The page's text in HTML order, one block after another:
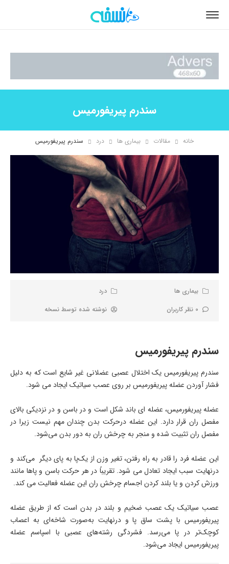
سندرم پیریفورمیس
خانه مقالات بیماری ها درد سندرم پیریفورمیس
بیماری ها
درد
0 نظر کاربران
نوشته شده توسط نسخه
سندرم پیریفورمیس
سندرم پیریفورمیس یک اختلال عصبی عضلانی غیر شایع است که به دلیل
فشار آوردن عضله پیریفورمیس بر روی عصب سیاتیک ایجاد می شود.
عضله پیریفورمیس، عضله ای باند شکل است و در باسن و در نزدیکی بالای
مفصل ران قرار دارد. این عضله درحرکت بدن چندان مهم نیست زیرا در
مفصل ران تثبیت‌ شده و منجر به چرخش ران به دور بدن می‌شود.
این عضله فرد را قادر به راه رفتن، تغیر وزن از یک‌پا به‌ پای دیگر می‌کند و
درنهایت سبب ایجاد تعادل می شود. تقریباً در هر حرکت باسن و پاها مانند
ورزش کردن و یا بلند کردن اجسام چرخش ران این عضله فعالیت می کند.
عصب سیاتیک یک عصب ضخیم و بلند در بدن است که از طریق عضله
پیریفورمیس با پشت ساق پا و درنهایت به‌صورت شاخه‌ای به اعصاب
کوچک‌تر در پا می‌رسد. فشردگی رشته‌های عصبی با اسپاسم عضله
پیریفورمیس ایجاد می‌شود.